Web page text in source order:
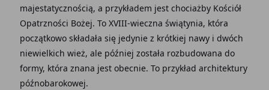
majestatycznością, a przykładem jest chociażby Kościół
Opatrzności Bożej. To XVIII-wieczna świątynia, która
początkowo składała się jedynie z krótkiej nawy i dwóch
niewielkich wież, ale później została rozbudowana do
formy, która znana jest obecnie. To przykład architektury
późnobarokowej.